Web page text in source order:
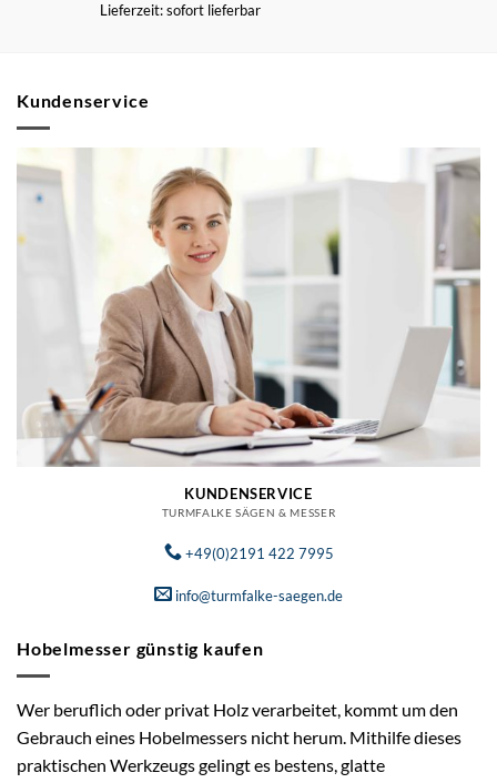
Lieferzeit: sofort lieferbar
Kundenservice
KUNDENSERVICE
TURMFALKE SÄGEN & MESSER
+49(0)2191 422 7995
info@turmfalke-saegen.de
Hobelmesser günstig kaufen
Wer beruflich oder privat Holz verarbeitet, kommt um den
Gebrauch eines Hobelmessers nicht herum. Mithilfe dieses
praktischen Werkzeugs gelingt es bestens, glatte